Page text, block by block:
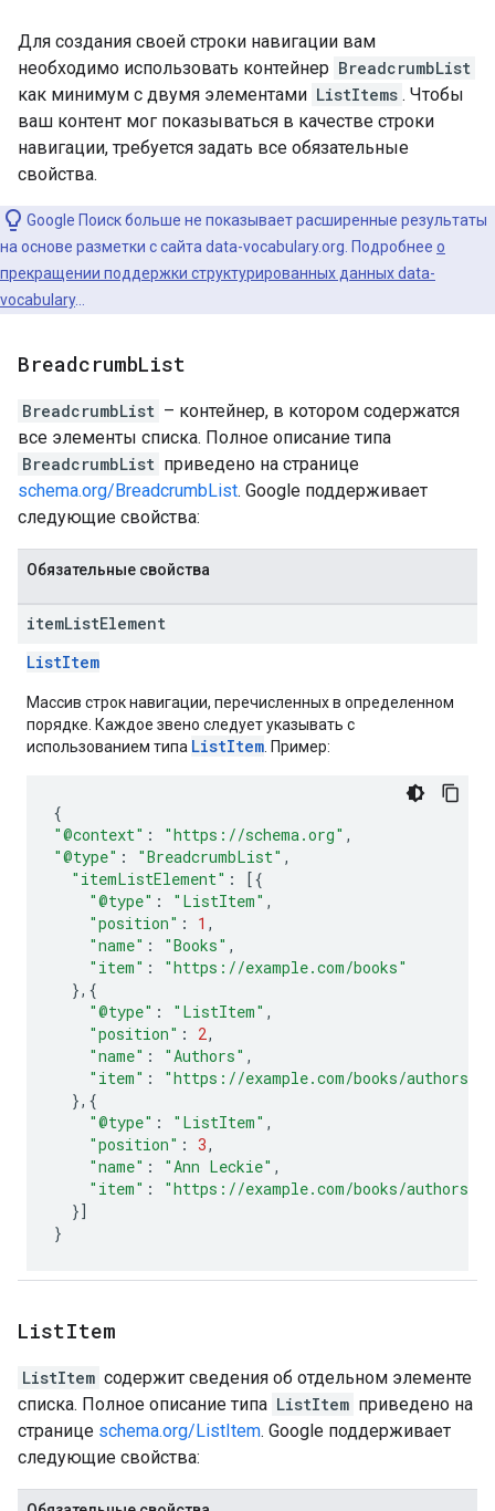
Для создания своей строки навигации вам
необходимо использовать контейнер BreadcrumbList
как минимум с двумя элементами ListItems . Чтобы
ваш контент мог показываться в качестве строки
навигации, требуется задать все обязательные
свойства.
Google Поиск больше не показывает расширенные результаты
на основе разметки с сайта data-vocabulary.org. Подробнее о
прекращении поддержки структурированных данных data-
vocabulary…
BreadcrumbList
BreadcrumbList – контейнер, в котором содержатся
все элементы списка. Полное описание типа
BreadcrumbList приведено на странице
schema.org/BreadcrumbList. Google поддерживает
следующие свойства:
Обязательные свойства
itemListElement
ListItem
Массив строк навигации, перечисленных в определенном
порядке. Каждое звено следует указывать с
использованием типа ListItem . Пример:
{
"@context" : "https://schema.org" ,
"@type" : "BreadcrumbList" ,
"itemListElement" :
[{
"@type" : "ListItem" ,
"position" : 1 ,
"name" : "Books" ,
"item" :
"https://example.com/books"
},{
"@type" : "ListItem" ,
"position" : 2,
"name" : "Authors" ,
"item" :
"https://example.com/books/authors"
},{
"@type" : "ListItem" ,
"position" : 3,
"name" : "Ann Leckie" ,
"item" :
"https://example.com/books/authors/
}]
}
ListItem
ListItem содержит сведения об отдельном элементе
списка. Полное описание типа ListItem приведено на
странице schema.org/ListItem. Google поддерживает
следующие свойства: